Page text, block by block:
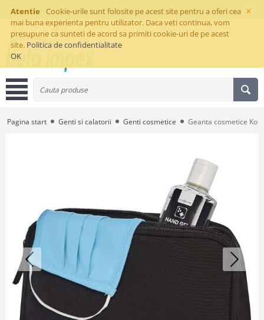
×
Atentie
Cookie-urile sunt folosite pe acest site pentru a oferi cea
mai buna experienta pentru utilizator. Daca veti continua, vom
presupune ca sunteti de acord sa primiti cookie-uri de pe acest
site. Politica de confidentialitate
OK
Pagina start Genti si calatorii Genti cosmetice Geanta cosmetice Kota